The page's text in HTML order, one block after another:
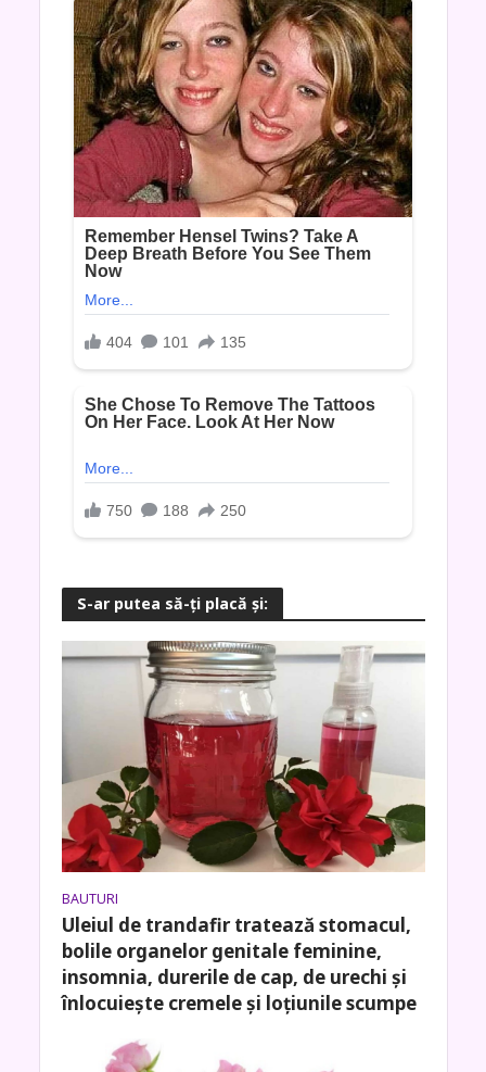
S-ar putea să-ţi placă şi:
BAUTURI
Uleiul de trandafir tratează stomacul,
bolile organelor genitale feminine,
insomnia, durerile de cap, de urechi și
înlocuiește cremele și loțiunile scumpe